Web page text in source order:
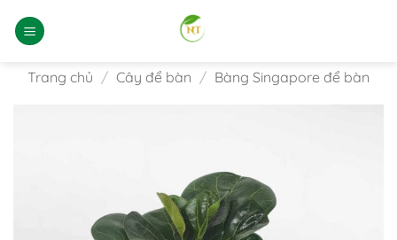
qua
dungTrang chủ / Cây để bàn / Bàng Singapore để bàn